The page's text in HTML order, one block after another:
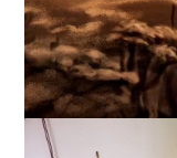
LA CANCIÓN